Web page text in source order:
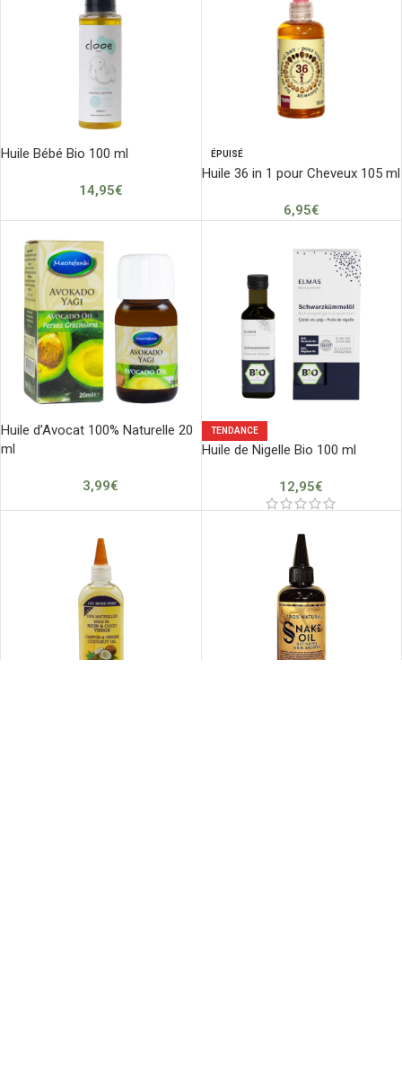
Huile Bébé Bio 100 ml
14,95€
ÉPUISÉ
Huile 36 in 1 pour Cheveux 105 ml
6,95€
Huile d’Avocat 100% Naturelle 20
ml
3,99€
TENDANCE
Huile de Nigelle Bio 100 ml
12,95€